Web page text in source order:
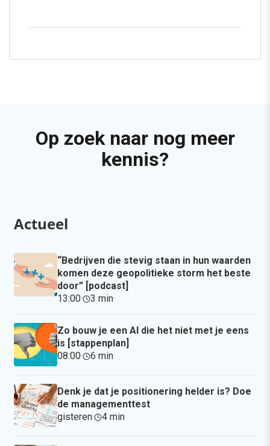
Op zoek naar nog meer
kennis?
Actueel
“Bedrijven die stevig staan in hun waarden
komen deze geopolitieke storm het beste
door” [podcast]
13:00· 3 min·
Zo bouw je een AI die het niet met je eens
is [stappenplan]
08:00· 6 min·
Denk je dat je positionering helder is? Doe
de managementtest
gisteren· 4 min·